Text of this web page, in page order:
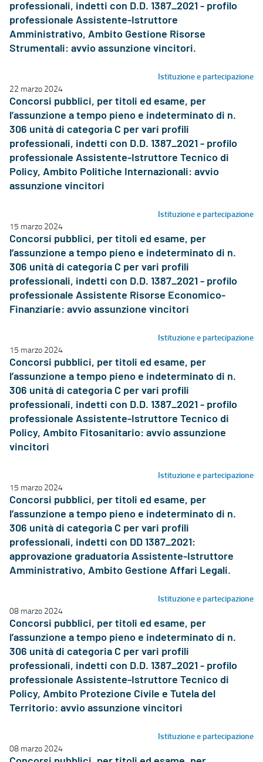
professionali, indetti con D.D. 1387_2021 - profilo
professionale Assistente-Istruttore
Amministrativo, Ambito Gestione Risorse
Strumentali: avvio assunzione vincitori.
Istituzione e partecipazione
22 marzo 2024
Concorsi pubblici, per titoli ed esame, per
l’assunzione a tempo pieno e indeterminato di n.
306 unità di categoria C per vari profili
professionali, indetti con D.D. 1387_2021 - profilo
professionale Assistente-Istruttore Tecnico di
Policy, Ambito Politiche Internazionali: avvio
assunzione vincitori
Istituzione e partecipazione
15 marzo 2024
Concorsi pubblici, per titoli ed esame, per
l’assunzione a tempo pieno e indeterminato di n.
306 unità di categoria C per vari profili
professionali, indetti con D.D. 1387_2021 - profilo
professionale Assistente Risorse Economico-
Finanziarie: avvio assunzione vincitori
Istituzione e partecipazione
15 marzo 2024
Concorsi pubblici, per titoli ed esame, per
l’assunzione a tempo pieno e indeterminato di n.
306 unità di categoria C per vari profili
professionali, indetti con D.D. 1387_2021 - profilo
professionale Assistente-Istruttore Tecnico di
Policy, Ambito Fitosanitario: avvio assunzione
vincitori
Istituzione e partecipazione
15 marzo 2024
Concorsi pubblici, per titoli ed esame, per
l’assunzione a tempo pieno e indeterminato di n.
306 unità di categoria C per vari profili
professionali, indetti con DD 1387_2021:
approvazione graduatoria Assistente-Istruttore
Amministrativo, Ambito Gestione Affari Legali.
Istituzione e partecipazione
08 marzo 2024
Concorsi pubblici, per titoli ed esame, per
l’assunzione a tempo pieno e indeterminato di n.
306 unità di categoria C per vari profili
professionali, indetti con D.D. 1387_2021 - profilo
professionale Assistente-Istruttore Tecnico di
Policy, Ambito Protezione Civile e Tutela del
Territorio: avvio assunzione vincitori
Istituzione e partecipazione
08 marzo 2024